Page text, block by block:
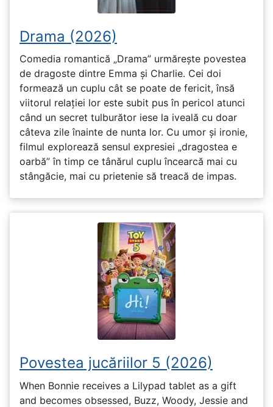
Drama (2026)
Comedia romantică „Drama” urmărește povestea
de dragoste dintre Emma și Charlie. Cei doi
formează un cuplu cât se poate de fericit, însă
viitorul relației lor este subit pus în pericol atunci
când un secret tulburător iese la iveală cu doar
câteva zile înainte de nunta lor. Cu umor și ironie,
filmul explorează sensul expresiei „dragostea e
oarbă” în timp ce tânărul cuplu încearcă mai cu
stângăcie, mai cu prietenie să treacă de impas.
Povestea jucăriilor 5 (2026)
When Bonnie receives a Lilypad tablet as a gift
and becomes obsessed, Buzz, Woody, Jessie and